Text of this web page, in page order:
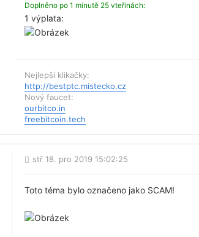
Doplněno po 1 minutě 25 vteřinách:
1 výplata:
Nejlepší klikačky:
http://bestptc.mistecko.cz
Nový faucet:
ourbitco.in
freebitcoin.tech
stř 18. pro 2019 15:02:25
Toto téma bylo označeno jako SCAM!